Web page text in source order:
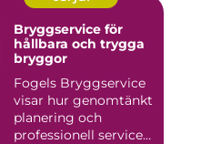
Bryggservice för
hållbara och trygga
bryggor
Fogels Bryggservice
visar hur genomtänkt
planering och
professionell service